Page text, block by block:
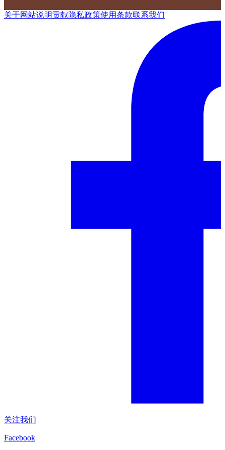
关于网站说明贡献隐私政策使用条款联系我们
关注我们
Facebook